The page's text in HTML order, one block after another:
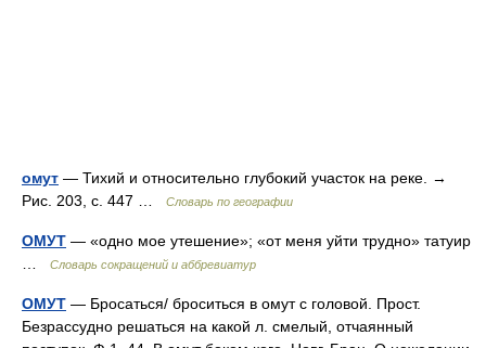
омут — Тихий и относительно глубокий участок на реке. →
Рис. 203, с. 447 …
Словарь по географии
ОМУТ — «одно мое утешение»; «от меня уйти трудно» татуир
Словарь сокращений и аббревиатур
ОМУТ — Бросаться/ броситься в омут с головой. Прост.
Безрассудно решаться на какой л. смелый, отчаянный